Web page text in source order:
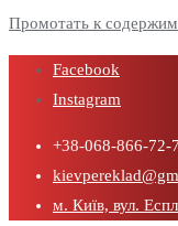
Промотать к
Facebook
Instagram
+38-068-866-72-
м. Київ, вул.